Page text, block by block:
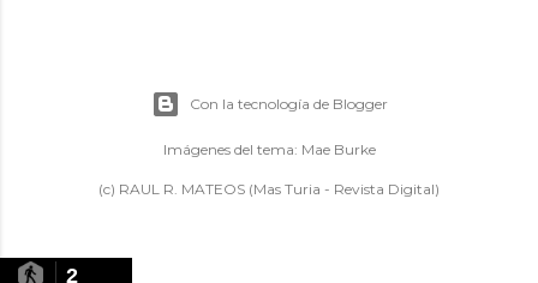
Con la tecnología de Blogger
Imágenes del tema: Mae Burke
(c) RAUL R. MATEOS (Mas Turia - Revista Digital)
2